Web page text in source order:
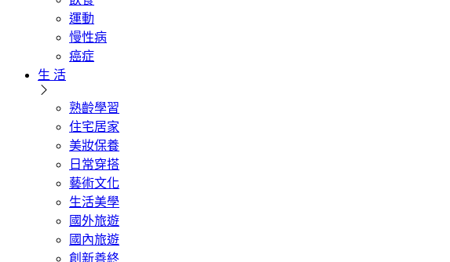
運動
慢性病
癌症
生 活
熟齡學習
住宅居家
美妝保養
日常穿搭
藝術文化
生活美學
國外旅遊
國內旅遊
創新善終